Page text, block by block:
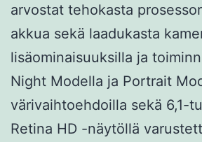
arvostat tehokasta
akkua sekä laadukasta
lisäominaisuuksilla ja
Night Modella ja Portrait
värivaihtoehdoilla sekä 6,1-
Retina HD -näytöllä